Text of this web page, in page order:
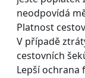
neodpovídá
Platnost
V případě
cestovních
Lepší ochrana